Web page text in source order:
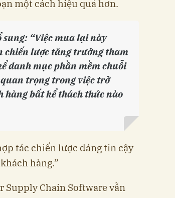
một cách hiệu quả hơn.
sung: “Việc mua lại này
chiến lược tăng trưởng tham
danh mục phần mềm chuỗi
trọng trong việc trở
hàng bất kể thách thức nào
tác chiến lược đáng tin cậy
hàng.”
Supply Chain Software vẫn